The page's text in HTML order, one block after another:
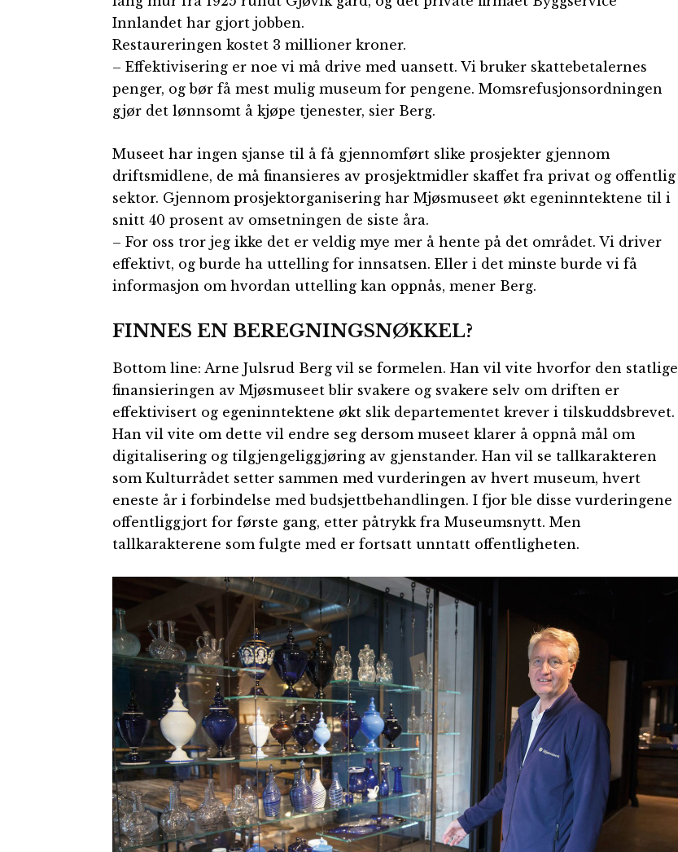
Innlandet har gjort jobben.
Restaureringen kostet 3 millioner kroner.
– Effektivisering er noe vi må drive med uansett. Vi bruker skattebetalernes
penger, og bør få mest mulig museum for pengene. Momsrefusjonsordningen
gjør det lønnsomt å kjøpe tjenester, sier Berg.
Museet har ingen sjanse til å få gjennomført slike prosjekter gjennom
driftsmidlene, de må finansieres av prosjektmidler skaffet fra privat og offentlig
sektor. Gjennom prosjektorganisering har Mjøsmuseet økt egeninntektene til i
snitt 40 prosent av omsetningen de siste åra.
– For oss tror jeg ikke det er veldig mye mer å hente på det området. Vi driver
effektivt, og burde ha uttelling for innsatsen. Eller i det minste burde vi få
informasjon om hvordan uttelling kan oppnås, mener Berg.
FINNES EN BEREGNINGSNØKKEL?
Bottom line: Arne Julsrud Berg vil se formelen. Han vil vite hvorfor den statlige
finansieringen av Mjøsmuseet blir svakere og svakere selv om driften er
effektivisert og egeninntektene økt slik departementet krever i tilskuddsbrevet.
Han vil vite om dette vil endre seg dersom museet klarer å oppnå mål om
digitalisering og tilgjengeliggjøring av gjenstander. Han vil se tallkarakteren
som Kulturrådet setter sammen med vurderingen av hvert museum, hvert
eneste år i forbindelse med budsjettbehandlingen. I fjor ble disse vurderingene
offentliggjort for første gang, etter påtrykk fra Museumsnytt. Men
tallkarakterene som fulgte med er fortsatt unntatt offentligheten.